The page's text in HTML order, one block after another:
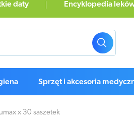
daty Encyklopedia
Sprzęt i akcesoria
x 30 saszetek